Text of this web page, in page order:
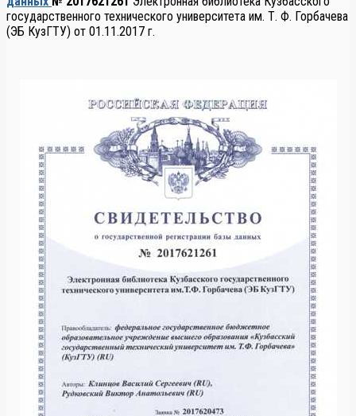
государственного технического университета им. Т. Ф. Горбачева
(ЭБ КузГТУ) от 01.11.2017 г.